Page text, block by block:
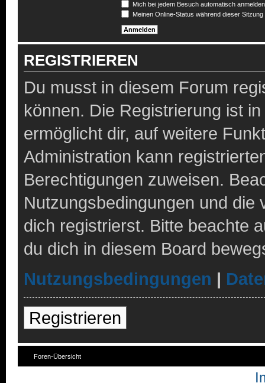
Mich bei jedem Besuch automatisch anmelden
Meinen Online-Status während dieser
REGISTRIEREN
Du musst in diesem Forum
können. Die Registrierung ist
ermöglicht dir, auf weitere
Administration kann
Berechtigungen zuweisen.
Nutzungsbedingungen und
dich registrierst. Bitte beachte
du dich in diesem Board
Nutzungsbedingungen |
Registrieren
Foren-Übersicht